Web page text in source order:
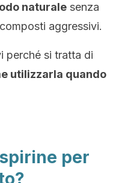
naturale senza
aggressivi.
perché si tratta di
utilizzarla quando
per